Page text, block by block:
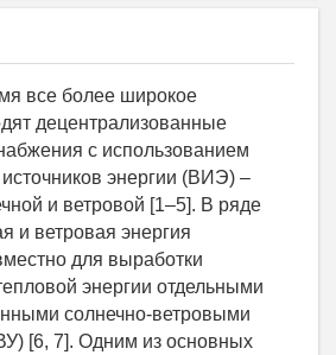
все более широкое
децентрализованные
с использованием
энергии (ВИЭ) –
и ветровой [1–5]. В ряде
и ветровая энергия
для выработки
энергии отдельными
солнечно-ветровыми
[6, 7]. Одним из основных